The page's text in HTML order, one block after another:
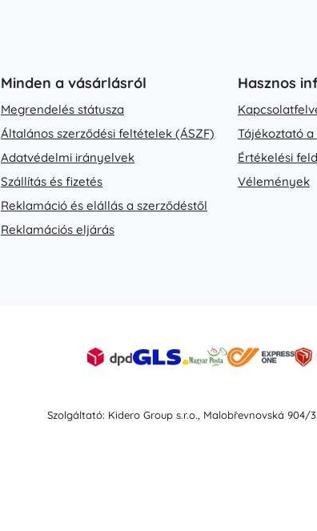
Minden a vásárlásról
Megrendelés státusza
Általános szerződési feltételek (ÁSZF)
Adatvédelmi irányelvek
Szállítás és fizetés
Reklamáció és elállás a szerződéstől
Reklamációs eljárás
Hasznos
Tájékoztató a
Értékelési
Vélemények
Szolgáltató: Kidero Group s.r.o., Malobřevnovská 904/